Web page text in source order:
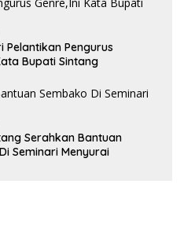
Pelantikan Pengurus
Bupati Sintang
Serahkan Bantuan
Seminari Menyurai